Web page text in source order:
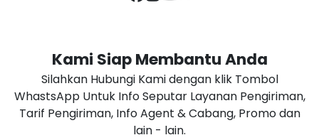
Kami Siap Membantu Anda
Silahkan Hubungi Kami dengan klik Tombol
WhastsApp Untuk Info Seputar Layanan Pengiriman,
Tarif Pengiriman, Info Agent & Cabang, Promo dan
lain - lain.